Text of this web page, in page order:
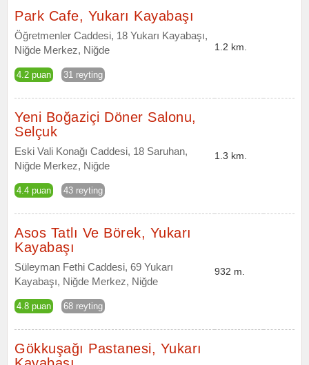
Park Cafe, Yukarı Kayabaşı
Öğretmenler Caddesi, 18 Yukarı Kayabaşı,
Niğde Merkez, Niğde
4.2 puan 31 reyting
1.2 km.
Yeni Boğaziçi Döner Salonu,
Selçuk
Eski Vali Konağı Caddesi, 18 Saruhan,
Niğde Merkez, Niğde
4.4 puan 43 reyting
1.3 km.
Asos Tatlı Ve Börek, Yukarı
Kayabaşı
Süleyman Fethi Caddesi, 69 Yukarı
Kayabaşı, Niğde Merkez, Niğde
4.8 puan 68 reyting
932 m.
Gökkuşağı Pastanesi, Yukarı